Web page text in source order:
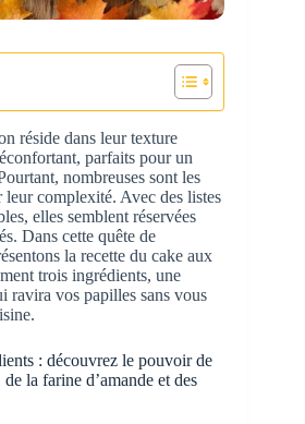
réside dans leur texture
parfaits pour un
nombreuses sont les
leur complexité. Avec des listes
elles semblent réservées
Dans cette quête de
la recette du cake aux
trois ingrédients, une
ravira vos papilles sans vous
: découvrez le pouvoir de
la farine d’amande et des